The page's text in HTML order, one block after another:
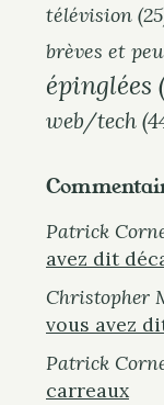
télévision
brèves et
épinglées
web/tech
Patrick
avez dit
Christopher
vous avez
Patrick
carreaux